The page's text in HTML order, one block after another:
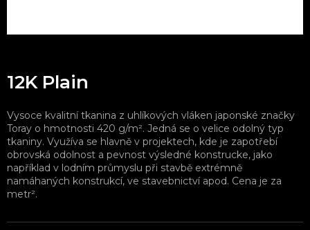
12K Plain
Vysoce kvalitní tkanina z uhlíkových vláken japonské značky
Toray o hmotnosti 420 g/m². Jedná se o velice odolný typ
tkaniny. Využíva se hlavně v projektech, kde je zapotřebí
obrovská odolnost a pevnost výsledné konstrucke, jako
například v lodním průmyslu při stavbě extrémně
namáhaných konstrukcí, ve stavebnictví apod. Cena je za
metr².